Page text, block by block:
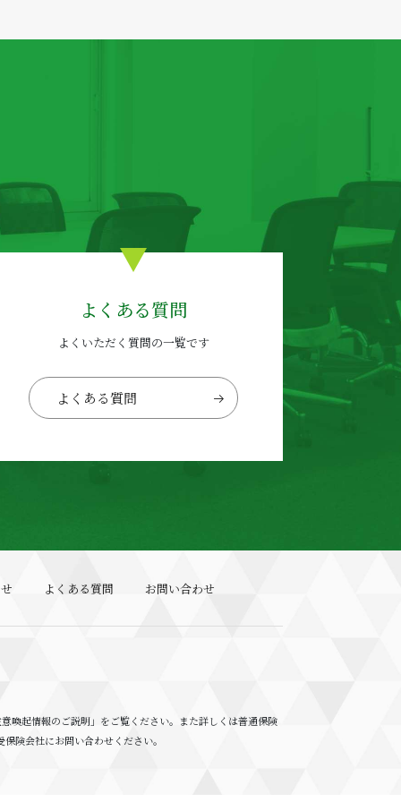
よくある質問
よくいただく質問の一覧です
よくある質問
よくある質問 お問い合わせ
喚起情報のご説明」をご覧ください。また詳しくは普通保険
険会社にお問い合わせください。